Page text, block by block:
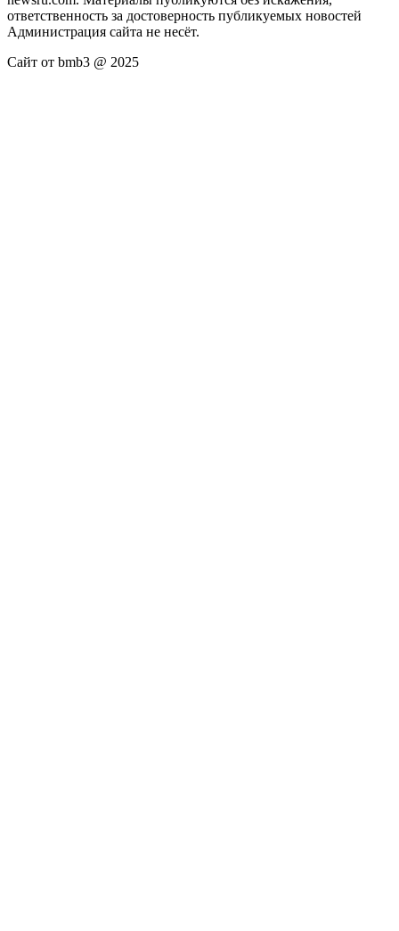
ответственность за достоверность публикуемых новостей
Администрация сайта не несёт.
Сайт от bmb3 @ 2025